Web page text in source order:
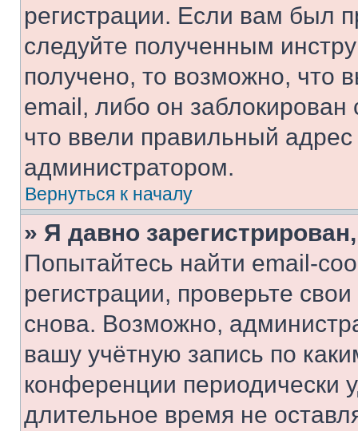
регистрации. Если вам был
следуйте полученным
получено, то возможно, что
email, либо он
что ввели правильный адрес
администратором.
Вернуться к началу
» Я давно
Попытайтесь найти email-
регистрации, проверьте
снова. Возможно,
вашу учётную запись по
конференции периодически
длительное время не